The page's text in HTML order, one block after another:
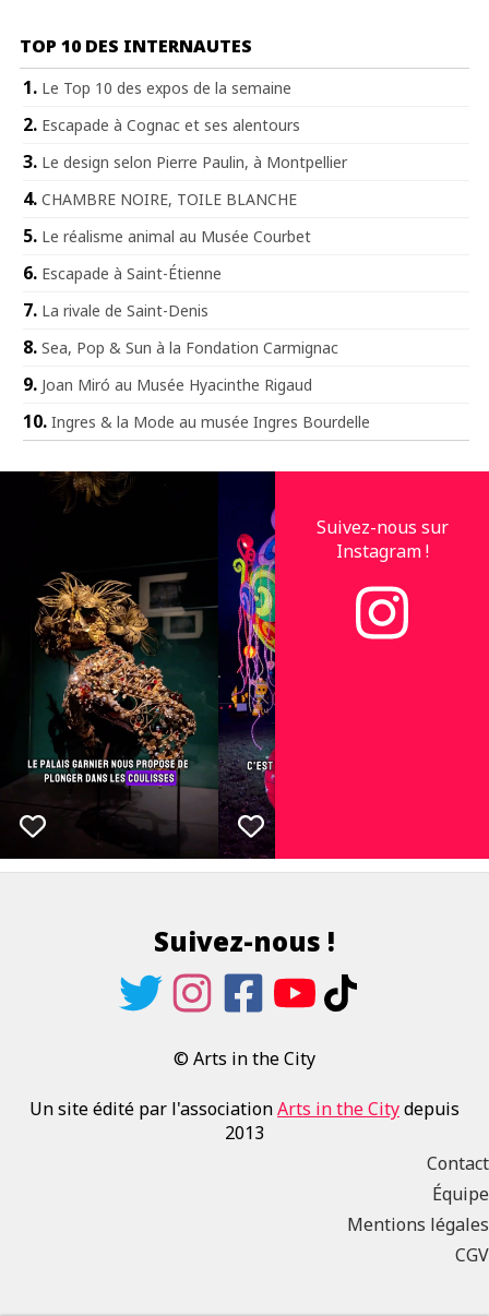
TOP 10 DES INTERNAUTES
Le Top 10 des expos de la semaine
Escapade à Cognac et ses alentours
Le design selon Pierre Paulin, à Montpellier
CHAMBRE NOIRE, TOILE BLANCHE
Le réalisme animal au Musée Courbet
Escapade à Saint-Étienne
La rivale de Saint-Denis
Sea, Pop & Sun à la Fondation Carmignac
Joan Miró au Musée Hyacinthe Rigaud
Ingres & la Mode au musée Ingres Bourdelle
Suivez-nous sur
Instagram !
Suivez-nous !
© Arts in the City
Un site édité par l'associationArts in the Citydepuis
2013
Contact
Équipe
Mentions légales
CGV